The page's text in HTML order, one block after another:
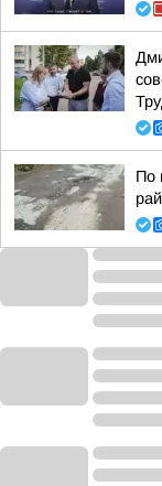
По